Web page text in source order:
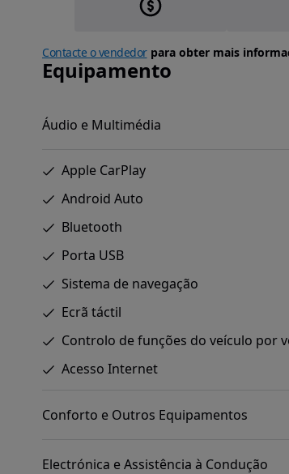
Contacte o vendedorpara obter mais
Equipamento
Áudio e Multimédia
Apple CarPlay
Android Auto
Bluetooth
Porta USB
Sistema de navegação
Ecrã táctil
Controlo de funções do veículo por
Acesso Internet
Conforto e Outros Equipamentos
Electrónica e Assistência à Condução